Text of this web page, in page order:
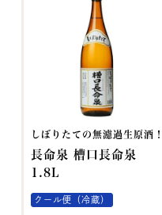
しぼりたての無濾過生原酒！
長命泉 槽口長命泉
1.8L
クール便（冷蔵）